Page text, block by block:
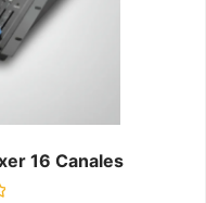
16 Canales